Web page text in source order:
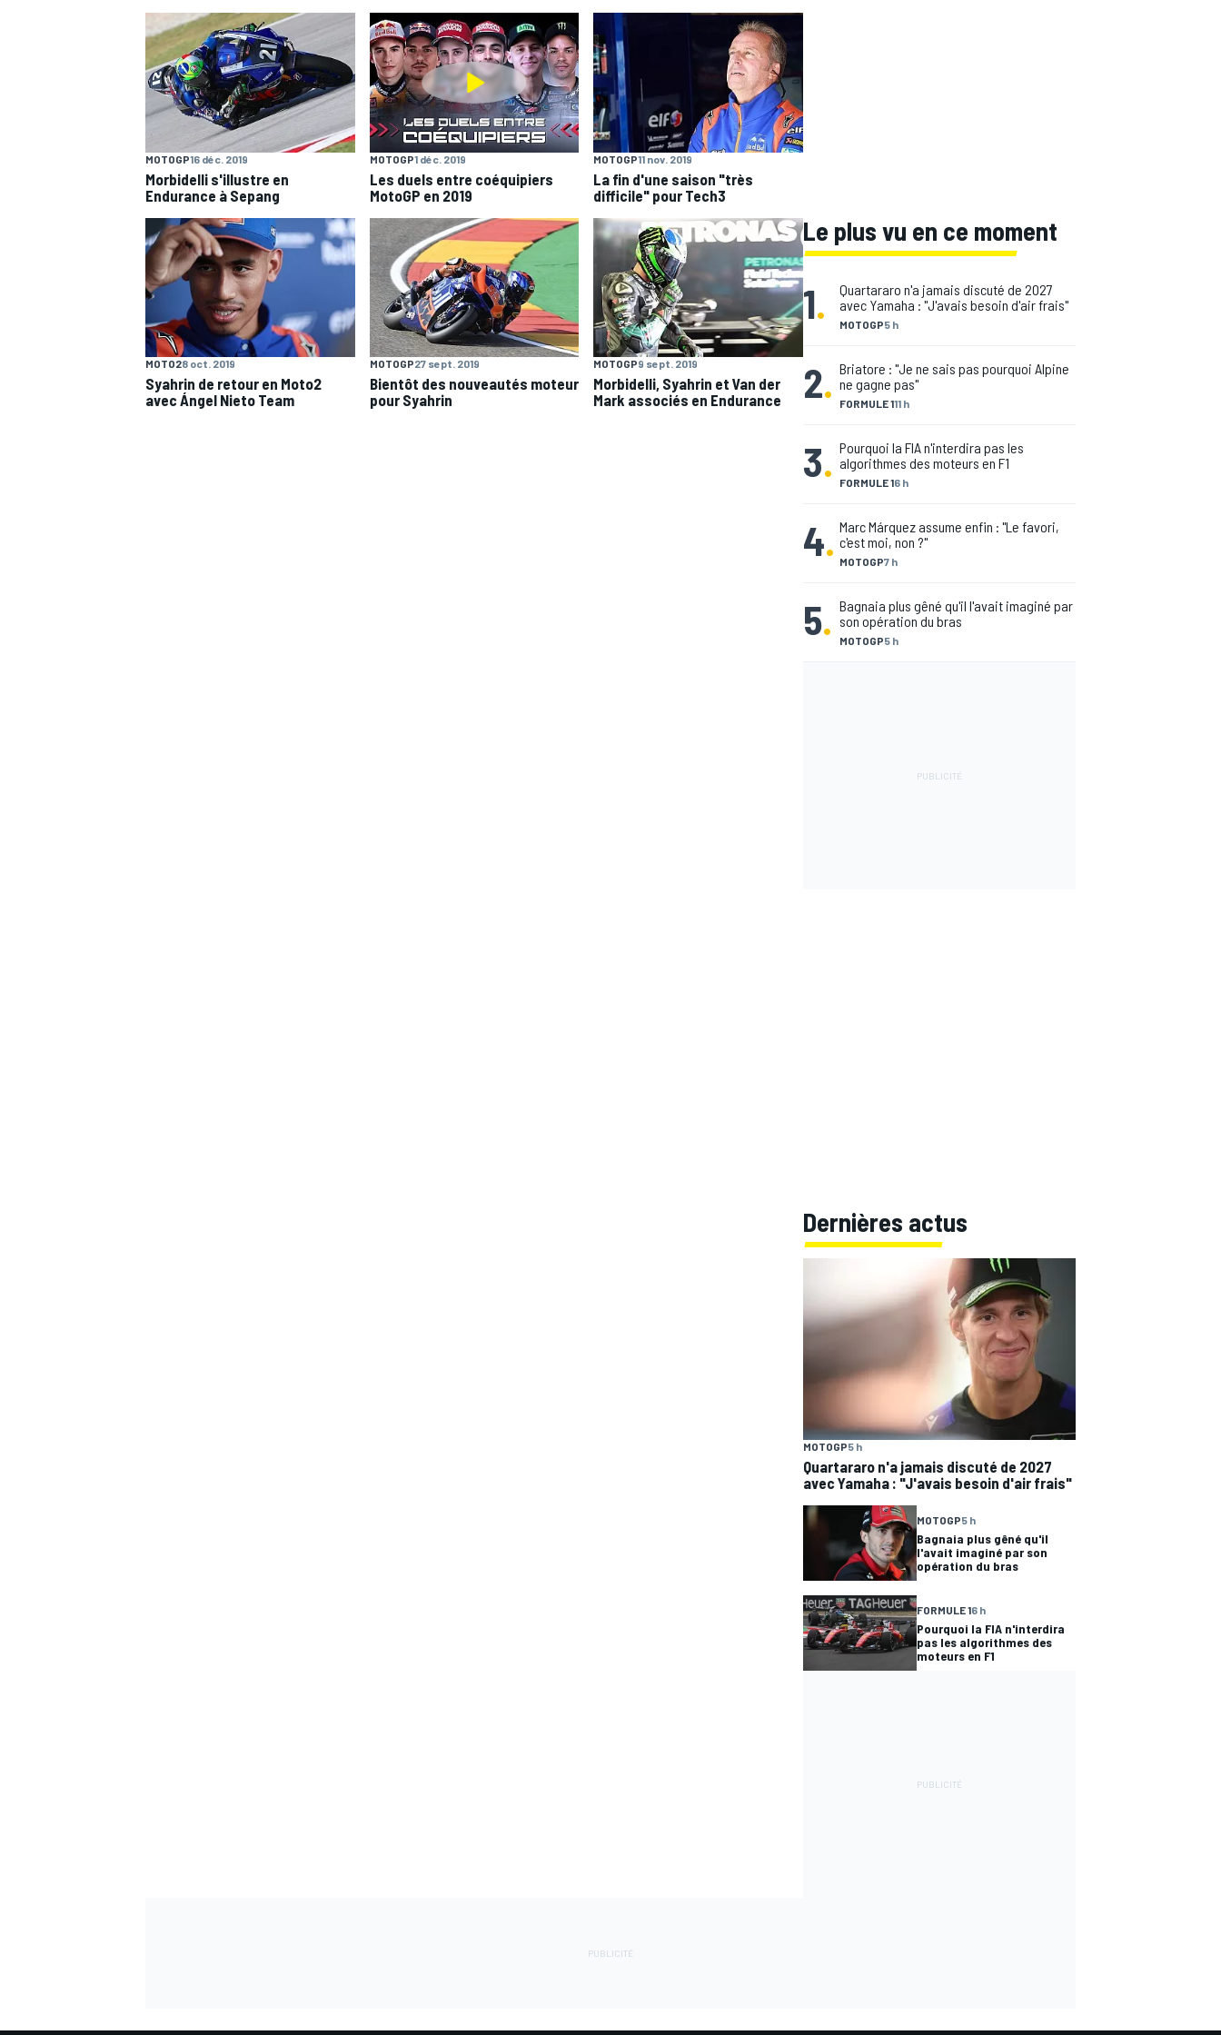
WRC
WEC
MOTOGP16 déc. 2019
Morbidelli s'illustre en
Endurance à Sepang
MOTOGP1 déc. 2019
Les duels entre coéquipiers
MotoGP en 2019
MOTOGP11 nov. 2019
La fin d'une saison "très
difficile" pour Tech3
MOTO28 oct. 2019
Syahrin de retour en Moto2
avec Ángel Nieto Team
MOTOGP27 sept. 2019
Bientôt des nouveautés moteur
pour Syahrin
MOTOGP9 sept. 2019
Morbidelli, Syahrin et Van der
Mark associés en Endurance
Le plus vu en ce moment
1. MOTOGP5 h
Quartararo n'a jamais discuté de 2027
avec Yamaha : "J'avais besoin d'air frais"
2. FORMULE 111 h
Briatore : "Je ne sais pas pourquoi Alpine
ne gagne pas"
3. FORMULE 16 h
Pourquoi la FIA n'interdira pas les
algorithmes des moteurs en F1
4. MOTOGP7 h
Marc Márquez assume enfin : "Le favori,
c'est moi, non ?"
5. MOTOGP5 h
Bagnaia plus gêné qu'il l'avait imaginé par
son opération du bras
Dernières actus
MOTOGP5 h
Quartararo n'a jamais discuté de 2027
avec Yamaha : "J'avais besoin d'air frais"
MOTOGP5 h
Bagnaia plus gêné qu'il
l'avait imaginé par son
opération du bras
FORMULE 16 h
Pourquoi la FIA n'interdira
pas les algorithmes des
moteurs en F1